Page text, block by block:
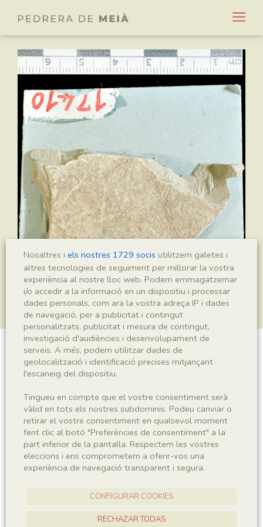
Plantae indet.
Sigla
MNHN 17410
Taxonomia
Nosaltres i els nostres 1729 socis utilitzem galetes i
altres tecnologies de seguiment per millorar la vostra
experiència al nostre lloc web. Podem emmagatzemar
i/o accedir a la informació en un dispositiu i processar
dades personals, com ara la vostra adreça IP i dades
de navegació, per a publicitat i contingut
personalitzats, publicitat i mesura de contingut,
investigació d'audiències i desenvolupament de
serveis. A més, podem utilitzar dades de
geolocalització i identificació precises mitjançant
l'escaneig del dispositiu.
Tingueu en compte que el vostre consentiment serà
vàlid en tots els nostres subdominis. Podeu canviar o
retirar el vostre consentiment en qualsevol moment
fent clic al botó "Preferències de consentiment" a la
part inferior de la pantalla. Respectem les vostres
eleccions i ens comprometem a oferir-vos una
experiència de navegació transparent i segura.
CONFIGURAR COOKIES
RECHAZAR TODAS